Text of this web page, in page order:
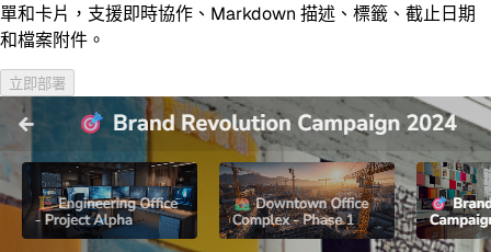
單和卡片，支援即時協作、Markdown 描述、標籤、截止日期
和檔案附件。
立即部署